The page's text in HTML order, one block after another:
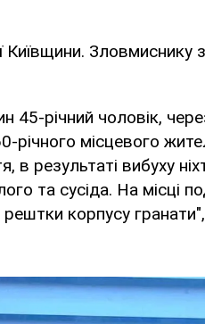
Київщини.
45-річний чоловік,
річного місцевого
в результаті вибуху
та сусіда. На місці
рештки корпусу